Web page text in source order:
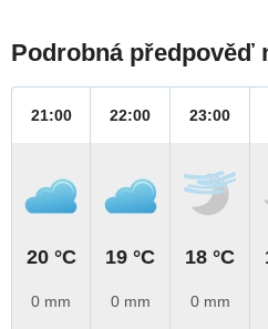
Podrobná předpověď
21:00
20 °C
0 mm
22:00
19 °C
0 mm
23:00
18 °C
0 mm